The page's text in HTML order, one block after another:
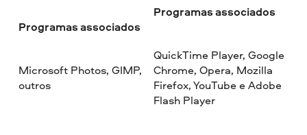
Programas associados
Microsoft Photos, GIMP,
outros
Programas associados
QuickTime Player, Google
Chrome, Opera, Mozilla
Firefox, YouTube e Adobe
Flash Player